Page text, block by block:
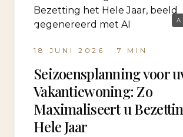
18 JUNI 2026 · 7 MIN
Seizoensplanning voor
Vakantiewoning: Zo
Maximaliseert u
Hele Jaar